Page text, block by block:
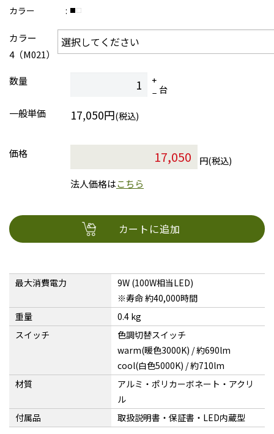
カラー
カラー
4（M021）
数量
台
一般単価
17,050円(税込)
価格
円(税込)
法人価格はこちら
カートに追加
最大消費電力
9W (100W相当LED)
※寿命 約40,000時間
重量
0.4 kg
スイッチ
色調切替スイッチ
warm(暖色3000K) / 約690lm
cool(白色5000K) / 約710lm
材質
アルミ・ポリカーボネート・アクリ
ル
付属品
取扱説明書・保証書・LED内蔵型